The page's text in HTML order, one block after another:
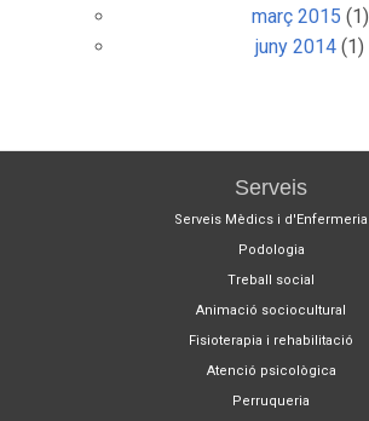
març 2015 (1)
juny 2014 (1)
Serveis
Serveis Mèdics i d'Enfermeria
Podologia
Treball social
Animació sociocultural
Fisioterapia i rehabilitació
Atenció psicològica
Perruqueria